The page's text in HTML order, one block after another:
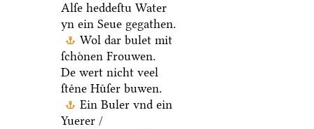
Alſe heddeſtu Water
yn ein Seue gegathen.
Wol dar bulet mit
ſchoͤnen Frouwen.
De wert nicht veel
ſteͤne Huͤſer buwen.
Ein Buler vnd ein
Yuerer /